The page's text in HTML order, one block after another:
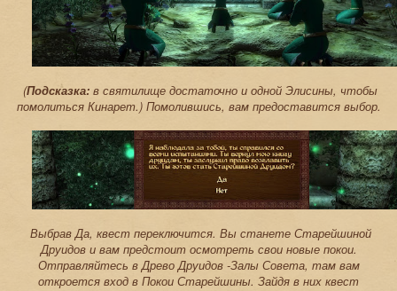
(Подсказка: в святилище достаточно и одной Элисины, чтобы
помолиться Кинарет.) Помолившись, вам предоставится выбор.
Выбрав Да, квест переключится. Вы станете Старейшиной
Друидов и вам предстоит осмотреть свои новые покои.
Отправляйтесь в Древо Друидов -Залы Совета, там вам
откроется вход в Покои Старейшины. Зайдя в них квест